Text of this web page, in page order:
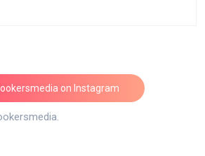
on Instagram
Follow on Instagram